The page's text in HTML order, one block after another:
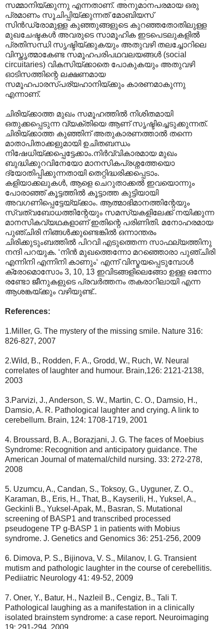
സമ്മാനിയ്ക്കുന്നു എന്നതാണ്. അനുമാനപരമായ ഒരു
പ്രമാണം സൂചിപ്പിയ്ക്കുന്നത് മോബിയസ്
സിൻഡ്രോമുള്ള കുഞ്ഞുങ്ങളുടെ കുറഞ്ഞതോതിലുള്ള
മുഖചേഷ്ടകൾ അവരുടെ സാമൂഹിക ഇടപെടലുകളിൽ
പ്രതിസന്ധി സൃഷ്ടിയ്ക്കുകയും അതുവഴി തലച്ചോറിലെ
വിസ്തൃത്മാകേണ്ട സമൂഹപരിപഥവലയങ്ങൾ (social
circuitaries) വികസിയ്ക്കാതെ പോകുകയും അതുവഴി
ഓടിസത്തിന്റെ ലക്ഷണമായ
സമൂഹപാരസ്പര്യഹാനിയ്ക്കും കാരണമാകുന്നു
എന്നാണ്.
ചിരിയ്ക്കാത്ത മുഖം സമൂഹത്തിൽ നിശിതമായി
ഒതുക്കപ്പെടുന്ന വ്യക്തിയെ ആണ് സൃഷ്ടിച്ചെടുക്കുന്നത്.
ചിരിയ്ക്കാത്ത കുഞ്ഞിന് അതുകാരണത്താൽ തന്നെ
മാതാപിതാക്കളുമായി ഉചിതബന്ധം
നിഷേധിയ്ക്കപ്പെട്ടേക്കാം.നിർവ്വികാരമായ മുഖം
ബുദ്ധിക്കുറവിനേയോ മാനസികപ്രശ്നത്തേയൊ
ദ്യോതിപ്പിക്കുന്നതായി തെറ്റിദ്ധരിക്കപ്പെടാം.
കളിയാക്കലുകൾ, ആളെ ചെറുതാക്കൽ ഇവയൊന്നും
പോരാഞ്ഞ് കൂട്ടത്തിൽ കൂട്ടാത്ത കുട്ടിയായി
അവഗണിപ്പെട്ടേയ്യ്ക്കാം. ആത്മാഭിമാനത്തിന്റേയും
സ്വത്വബോധത്തിന്റേയും സമസ്യകളിലേക്ക് നയിക്കുന്ന
മാനസികവ്യഥകളാണ് ഇതിന്റെ പരിണിതി. മനോഹരമായ
പുഞ്ചിരി നിങ്ങൾക്കുണ്ടെങ്കിൽ ഒന്നാന്തരം
ചിരിക്കുടുംബത്തിൽ പിറവി എടുത്തെന്ന സാഫല്യത്തിനു
നന്ദി പറയുക. ‘നിൻ മുഖത്തെന്നോ മറഞ്ഞൊരാ പുഞ്ചിരി
എന്നിനി എന്നിനി കാണും‘ എന്ന് വിസ്മയപ്പെടുമ്പോൾ
ക്രോമൊസോം 3, 10, 13 ഇവിടങ്ങളിലെങ്ങോ ഉള്ള ഒന്നോ
രണ്ടോ ജീനുകളുടെ പ്രവർത്തനം തകരാറിലായി എന്ന
ആശങ്കയ്ക്കും വഴിയുണ്ട്..
References:
1.Miller, G. The mystery of the missing smile. Nature 316:
826-827, 2007
2.Wild, B., Rodden, F. A., Grodd, W., Ruch, W. Neural
correlates of laughter and humour. Brain,126: 2121-2138,
2003
3.Parvizi, J., Anderson, S. W., Martin, C. O., Damsio, H.,
Damsio, A. R. Pathological laughter and crying. A link to
cerebellum. Brain, 124: 1708-1719, 2001
4. Broussard, B. A., Borazjani, J. G. The faces of Moebius
Syndrome: Recognition and anticipatory guidance. The
American Journal of maternal/child nursing. 33: 272-278,
2008
5. Uzumcu, A., Candan, S., Toksoy, G., Uyguner, Z. O.,
Karaman, B., Eris, H., That, B., Kayserili, H., Yuksel, A.,
Geckinli B., Yuksel-Apak, M., Basran, S. Mutational
screening of BASP1 and transcribed processed
pseudogene TP g-BASP 1 in patients with Mobius
syndrome. J. Genetics and Genomics 36: 251-256, 2009
6. Dimova, P. S., Bijinova, V. S., Milanov, I. G. Transient
mutism and pathologic laughter in the course of cerebellitis.
Pediiatric Neurology 41: 49-52, 2009
7. Oner, Y., Batur, H., Nazleil B., Cengiz, B., Tali T.
Pathological laughing as a manifestation in a clinically
isolated brainstem syndrome: a case report. Neuroimaging
19: 291-294, 2009